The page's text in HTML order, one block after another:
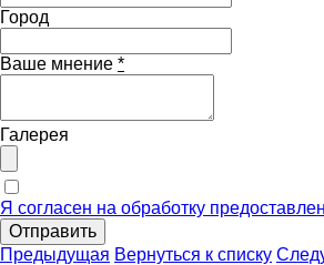
Город
Ваше мнение *
Галерея
Я согласен на обработку
Отправить
Предыдущая Вернуться к списку